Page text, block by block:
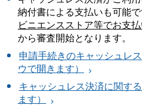
納付書による支払いも可能で
ビニエンスストア等でお支
から審査開始となります。
申請手続きのキャッシュレ
ウで開きます）
キャッシュレス決済に関す
ます）